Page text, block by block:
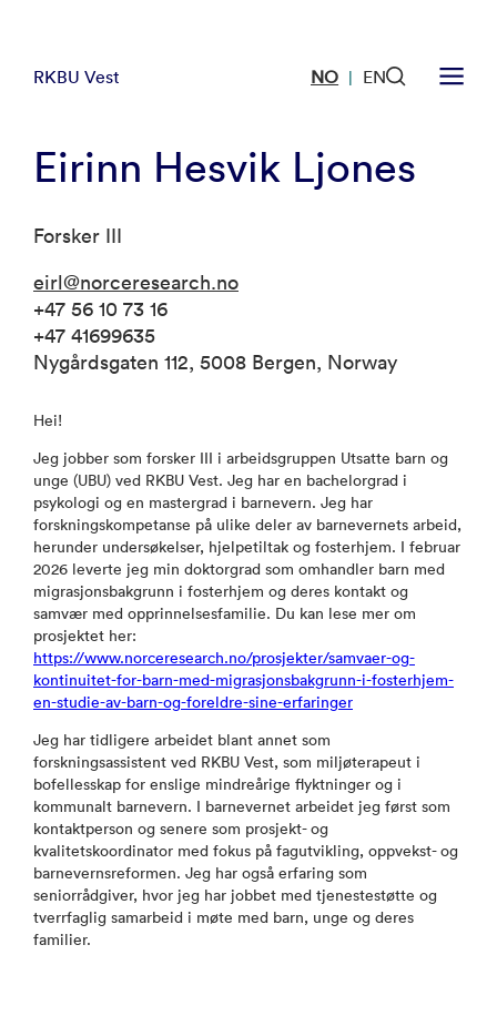
RKBU Vest NO | EN
Eirinn Hesvik Ljones
Forsker III
eirl@norceresearch.no
+47 56 10 73 16
+47 41699635
Nygårdsgaten 112, 5008 Bergen, Norway
Hei!
Jeg jobber som forsker III i arbeidsgruppen Utsatte barn og
unge (UBU) ved RKBU Vest. Jeg har en bachelorgrad i
psykologi og en mastergrad i barnevern. Jeg har
forskningskompetanse på ulike deler av barnevernets arbeid,
herunder undersøkelser, hjelpetiltak og fosterhjem. I februar
2026 leverte jeg min doktorgrad som omhandler barn med
migrasjonsbakgrunn i fosterhjem og deres kontakt og
samvær med opprinnelsesfamilie. Du kan lese mer om
prosjektet her:
https://www.norceresearch.no/prosjekter/samvaer-og-
kontinuitet-for-barn-med-migrasjonsbakgrunn-i-fosterhjem-
en-studie-av-barn-og-foreldre-sine-erfaringer
Jeg har tidligere arbeidet blant annet som
forskningsassistent ved RKBU Vest, som miljøterapeut i
bofellesskap for enslige mindreårige flyktninger og i
kommunalt barnevern. I barnevernet arbeidet jeg først som
kontaktperson og senere som prosjekt- og
kvalitetskoordinator med fokus på fagutvikling, oppvekst- og
barnevernsreformen. Jeg har også erfaring som
seniorrådgiver, hvor jeg har jobbet med tjenestestøtte og
tverrfaglig samarbeid i møte med barn, unge og deres
familier.